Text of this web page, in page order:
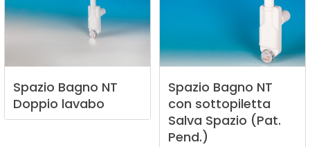
Spazio Bagno NT
Doppio lavabo
Spazio Bagno NT
con sottopiletta
Salva Spazio (Pat.
Pend.)